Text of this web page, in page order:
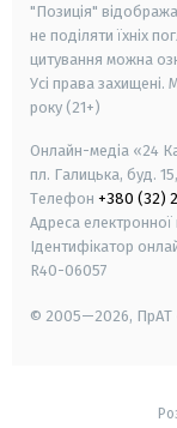
"Позиція"
не поділяти їхніх
цитування можна
Усі права захищені.
року (21+)
Онлайн-медіа «24
пл. Галицька, буд.
Телефон +380 (32)
Адреса
Ідентифікатор
R40-06057
© 2005—2026, ПрАТ